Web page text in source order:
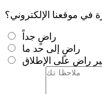
في موقعنا الإلكتروني؟
راضٍ جداً
راضٍ إلى حد ما
راضٍ على الإطلاق